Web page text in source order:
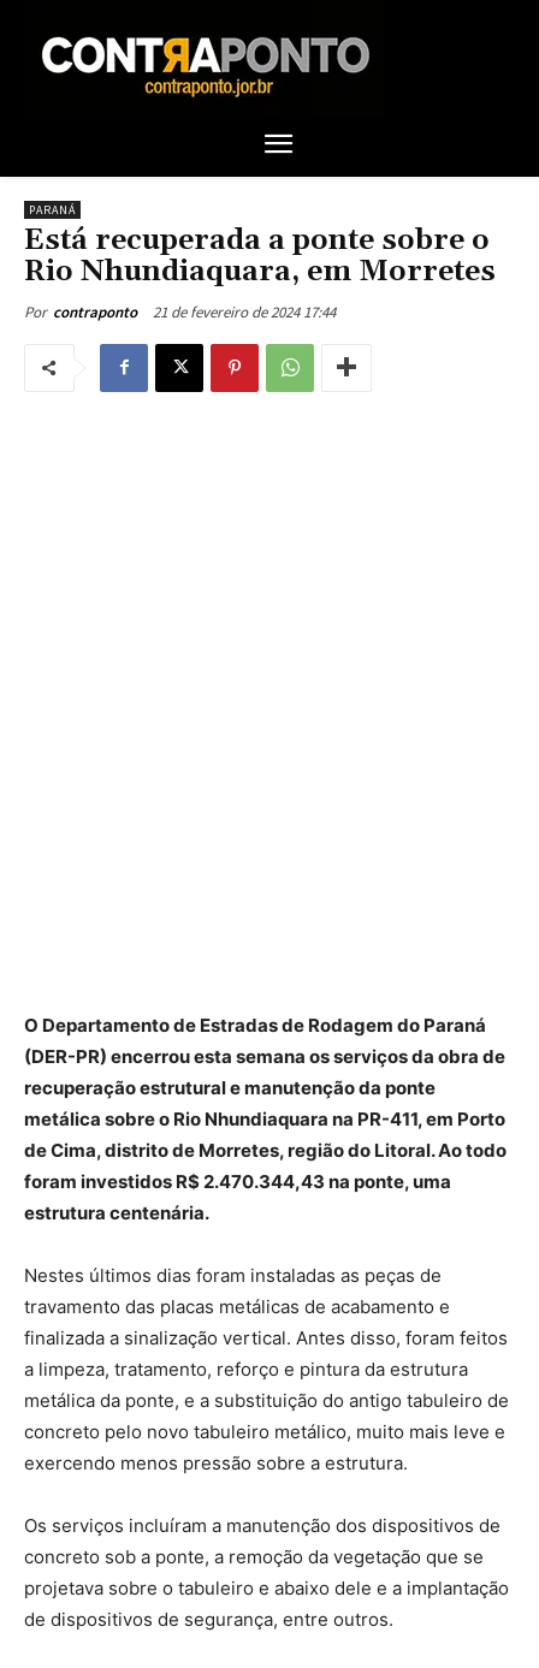
PARANÁ
Está recuperada a ponte sobre o
Rio Nhundiaquara, em Morretes
Por contraponto 21 de fevereiro de 2024 17:44
O Departamento de Estradas de Rodagem do Paraná
(DER-PR) encerrou esta semana os serviços da obra de
recuperação estrutural e manutenção da ponte
metálica sobre o Rio Nhundiaquara na PR-411, em Porto
de Cima, distrito de Morretes, região do Litoral. Ao todo
foram investidos R$ 2.470.344,43 na ponte, uma
estrutura centenária.
Nestes últimos dias foram instaladas as peças de
travamento das placas metálicas de acabamento e
finalizada a sinalização vertical. Antes disso, foram feitos
a limpeza, tratamento, reforço e pintura da estrutura
metálica da ponte, e a substituição do antigo tabuleiro de
concreto pelo novo tabuleiro metálico, muito mais leve e
exercendo menos pressão sobre a estrutura.
Os serviços incluíram a manutenção dos dispositivos de
concreto sob a ponte, a remoção da vegetação que se
projetava sobre o tabuleiro e abaixo dele e a implantação
de dispositivos de segurança, entre outros.